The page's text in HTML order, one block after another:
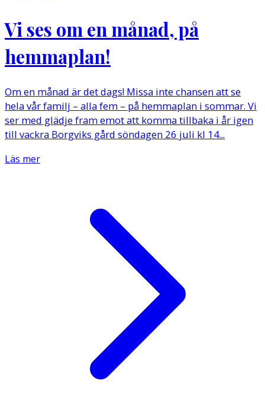
Vi ses om en månad, på
hemmaplan!
Om en månad är det dags! Missa inte chansen att se
hela vår familj – alla fem – på hemmaplan i sommar. Vi
ser med glädje fram emot att komma tillbaka i år igen
till vackra Borgviks gård söndagen 26 juli kl 14...
Läs mer